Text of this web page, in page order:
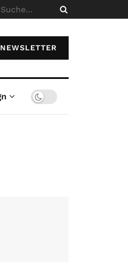
NEWSLETTER